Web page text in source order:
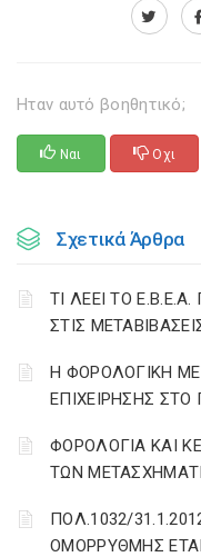
Ηταν αυτό βοηθητικό;
Ναι Οχι
Σχετικά Άρθρα
ΤΙ ΛΕΕΙ ΤΟ
ΣΤΙΣ
H ΦΟΡΟΛΟΓΙΚΗ
ΕΠΙΧΕΙΡΗΣΗΣ ΣΤΟ
ΦΟΡΟΛΟΓΙΑ ΚΑΙ
ΤΩΝ
ΠΟΛ.1032/
ΟΜΟΡΡΥΘΜΗΣ